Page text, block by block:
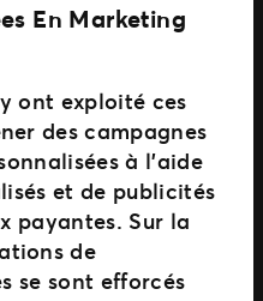
En Marketing
ont exploité ces
des campagnes
à l’aide
et de publicités
payantes. Sur la
de
se sont efforcés